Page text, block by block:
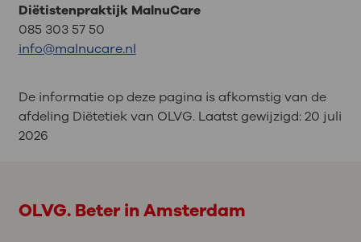
Diëtistenpraktijk MalnuCare
085 303 57 50
info@malnucare.nl
De informatie op deze pagina is afkomstig van de
afdeling Diëtetiek van OLVG. Laatst gewijzigd:20 juli
2026
OLVG. Beter in Amsterdam